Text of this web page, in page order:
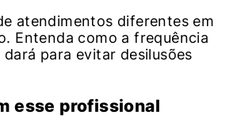
atendimentos diferentes em
Entenda como a frequência
para evitar desilusões
esse profissional